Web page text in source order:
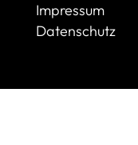
Impressum
Datenschutz